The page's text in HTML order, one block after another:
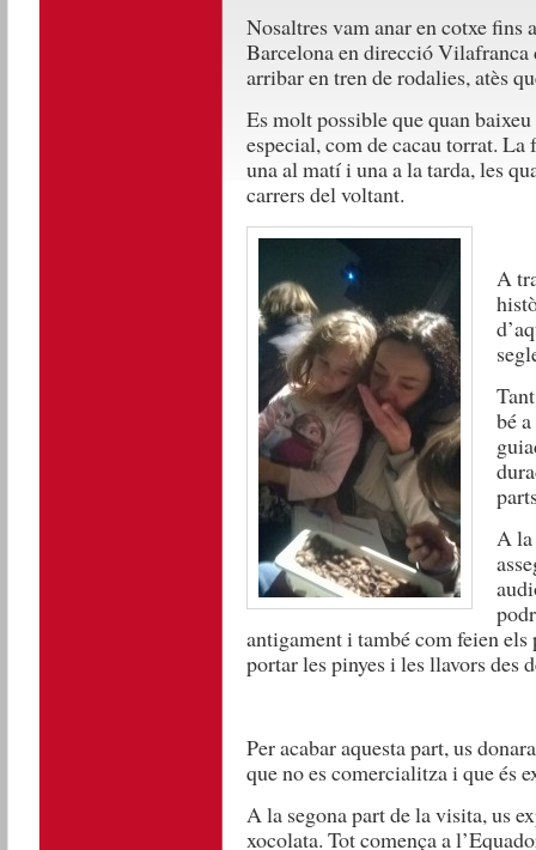
Nosaltres vam anar en cotxe fins
Barcelona en direcció Vilafranca
arribar en tren de rodalies, atès
Es molt possible que quan
especial, com de cacau torrat.
una al matí i una a la tarda, les
carrers del voltant.
A
bé
A la
antigament i també com feien
portar les pinyes i les llavors des
Per acabar aquesta part, us
que no es comercialitza i que és
A la segona part de la visita, us
xocolata. Tot comença a